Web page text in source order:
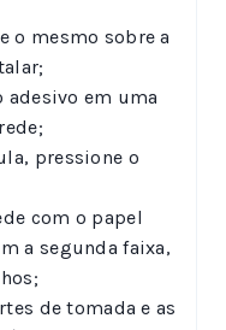
o mesmo sobre a
em uma
pressione o
com o papel
a segunda faixa,
de tomada e as